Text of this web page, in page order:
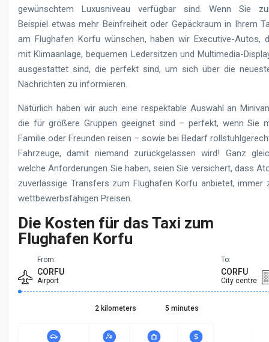
gewünschtem Luxusniveau verfügbar sind. Wenn Sie
Beispiel etwas mehr Beinfreiheit oder Gepäckraum in Ihrem
am Flughafen Korfu wünschen, haben wir Executive-Autos,
mit Klimaanlage, bequemen Ledersitzen und Multimedia-
ausgestattet sind, die perfekt sind, um sich über die
Nachrichten zu informieren.
Natürlich haben wir auch eine respektable Auswahl an
die für größere Gruppen geeignet sind – perfekt, wenn Sie
Familie oder Freunden reisen – sowie bei Bedarf
Fahrzeuge, damit niemand zurückgelassen wird! Ganz
welche Anforderungen Sie haben, seien Sie versichert, dass
zuverlässige Transfers zum Flughafen Korfu anbietet, immer
wettbewerbsfähigen Preisen.
Die Kosten für das Taxi zum
Flughafen Korfu
From:
CORFU
Airport
To:
CORFU
City centre
2 kilometers 5 minutes